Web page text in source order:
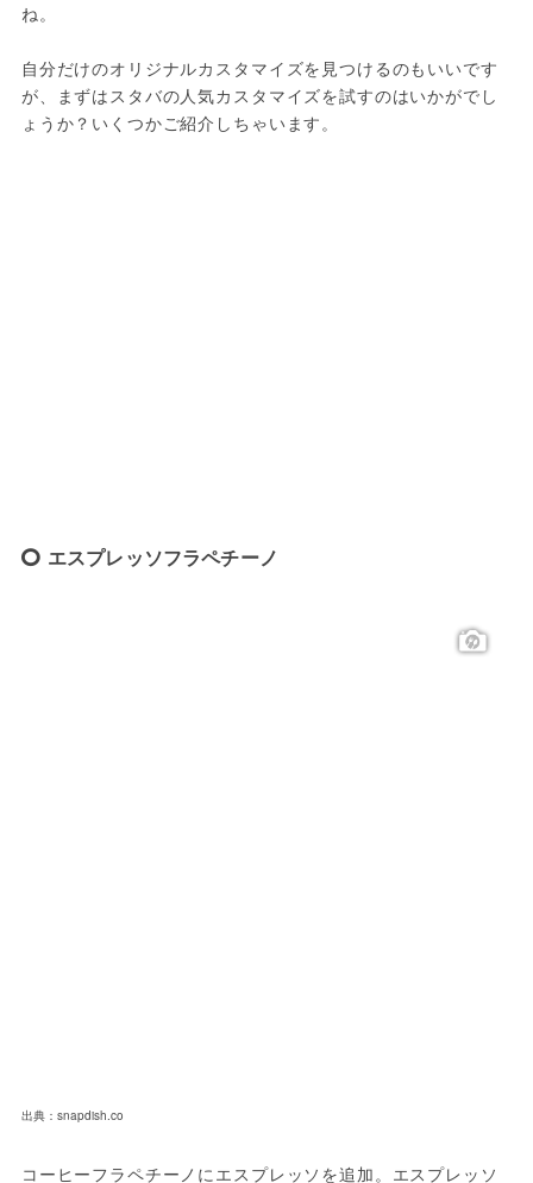
ね。
自分だけのオリジナルカスタマイズを見つけるのもいいです
が、まずはスタバの人気カスタマイズを試すのはいかがでし
ょうか？いくつかご紹介しちゃいます。
エスプレッソフラペチーノ
出典：snapdish.co
コーヒーフラペチーノにエスプレッソを追加。エスプレッソ